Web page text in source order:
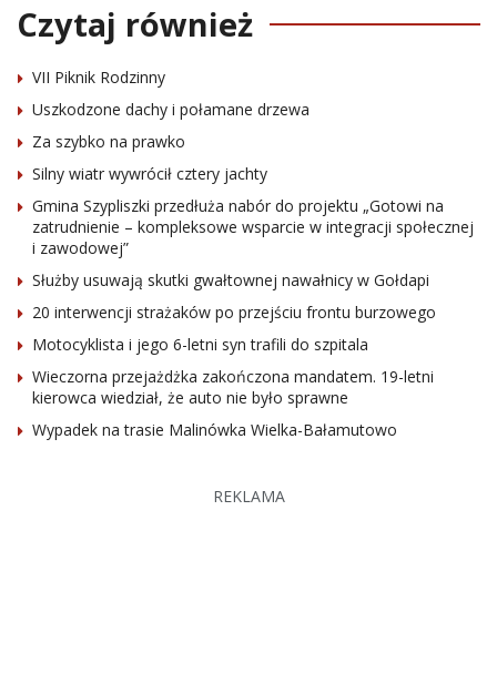
Czytaj również
VII Piknik Rodzinny
Uszkodzone dachy i połamane drzewa
Za szybko na prawko
Silny wiatr wywrócił cztery jachty
Gmina Szypliszki przedłuża nabór do projektu „Gotowi na
zatrudnienie – kompleksowe wsparcie w integracji społecznej
i zawodowej”
Służby usuwają skutki gwałtownej nawałnicy w Gołdapi
20 interwencji strażaków po przejściu frontu burzowego
Motocyklista i jego 6-letni syn trafili do szpitala
Wieczorna przejażdżka zakończona mandatem. 19-letni
kierowca wiedział, że auto nie było sprawne
Wypadek na trasie Malinówka Wielka-Bałamutowo
REKLAMA